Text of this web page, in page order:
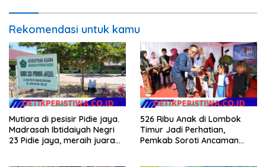
Rekomendasi untuk kamu
Mutiara di pesisir Pidie jaya.
Madrasah Ibtidaiyah Negri
23 Pidie jaya, meraih juara
526 Ribu Anak di Lombok
Timur Jadi Perhatian,
Pemkab Soroti Ancaman